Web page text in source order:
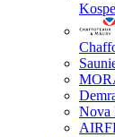
Nova